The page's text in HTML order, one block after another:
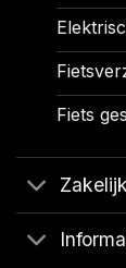
Fiets
Zakelijk